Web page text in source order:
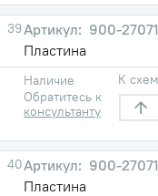
39
900-
Пластина
Наличие
Обратитесь к
консультанту
К
40
900-
Пластина